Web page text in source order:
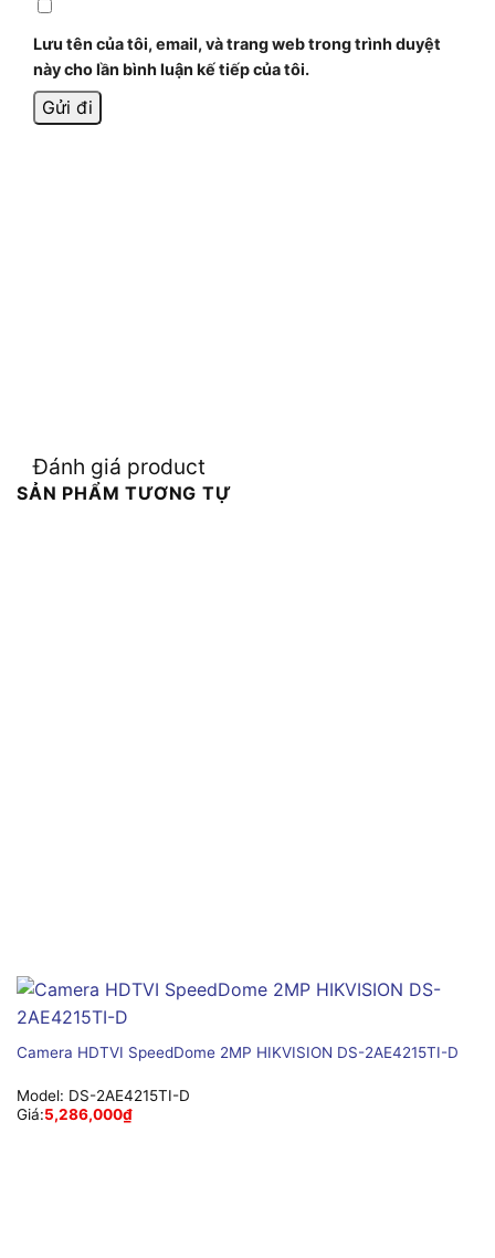
Lưu tên của tôi, email, và trang web trong trình duyệt
này cho lần bình luận kế tiếp của tôi.
Đánh giá product
SẢN PHẨM TƯƠNG TỰ
Camera HDTVI SpeedDome 2MP HIKVISION DS-2AE4215TI-D
Model: DS-2AE4215TI-D
Giá:5,286,000₫